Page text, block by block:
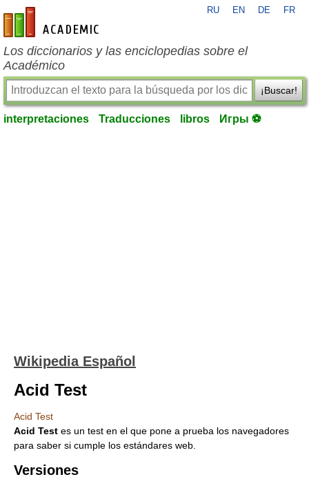
es-academic.com
RU EN DE FR
Los diccionarios y las enciclopedias sobre el
Académico
¡Buscar!
interpretaciones Traducciones libros Игры ⚽
Wikipedia Español
Acid Test
Acid Test
Acid Test es un test en el que pone a prueba los navegadores
para saber si cumple los estándares web.
Versiones